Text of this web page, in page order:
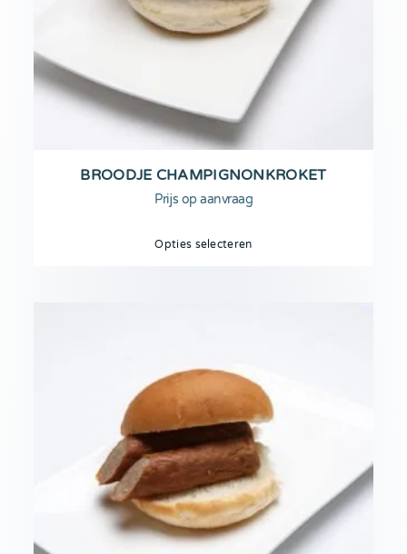
BROODJE CHAMPIGNONKROKET
Prijs op aanvraag
Opties selecteren